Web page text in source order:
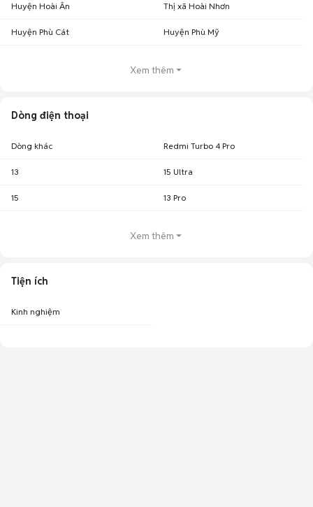
Huyện Hoài Ân Thị xã Hoài Nhơn
Huyện Phù Cát Huyện Phù Mỹ
Xem thêm
Dòng điện thoại
Dòng khác Redmi Turbo 4 Pro
13 15 Ultra
15 13 Pro
Xem thêm
Tiện ích
Kinh nghiệm